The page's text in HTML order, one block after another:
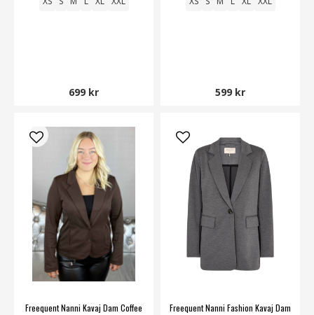
699 kr 599 kr
Freequent Nanni Kavaj Dam Coffee
Freequent Nanni Fashion Kavaj Dam